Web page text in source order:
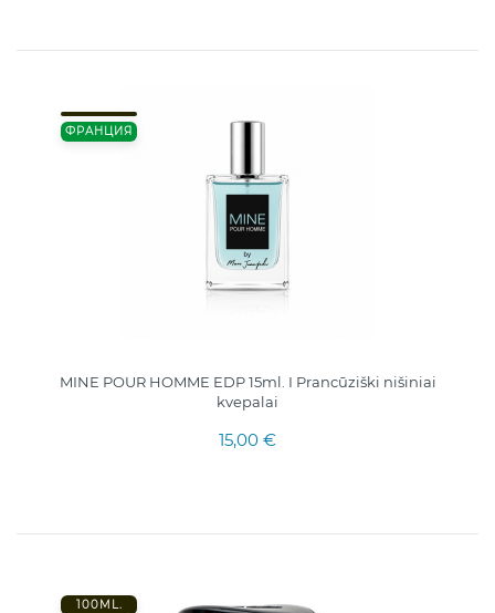
ФРАНЦИЯ
MINE POUR HOMME EDP 15ml. I Prancūziški nišiniai
kvepalai
15,00 €
100ML.